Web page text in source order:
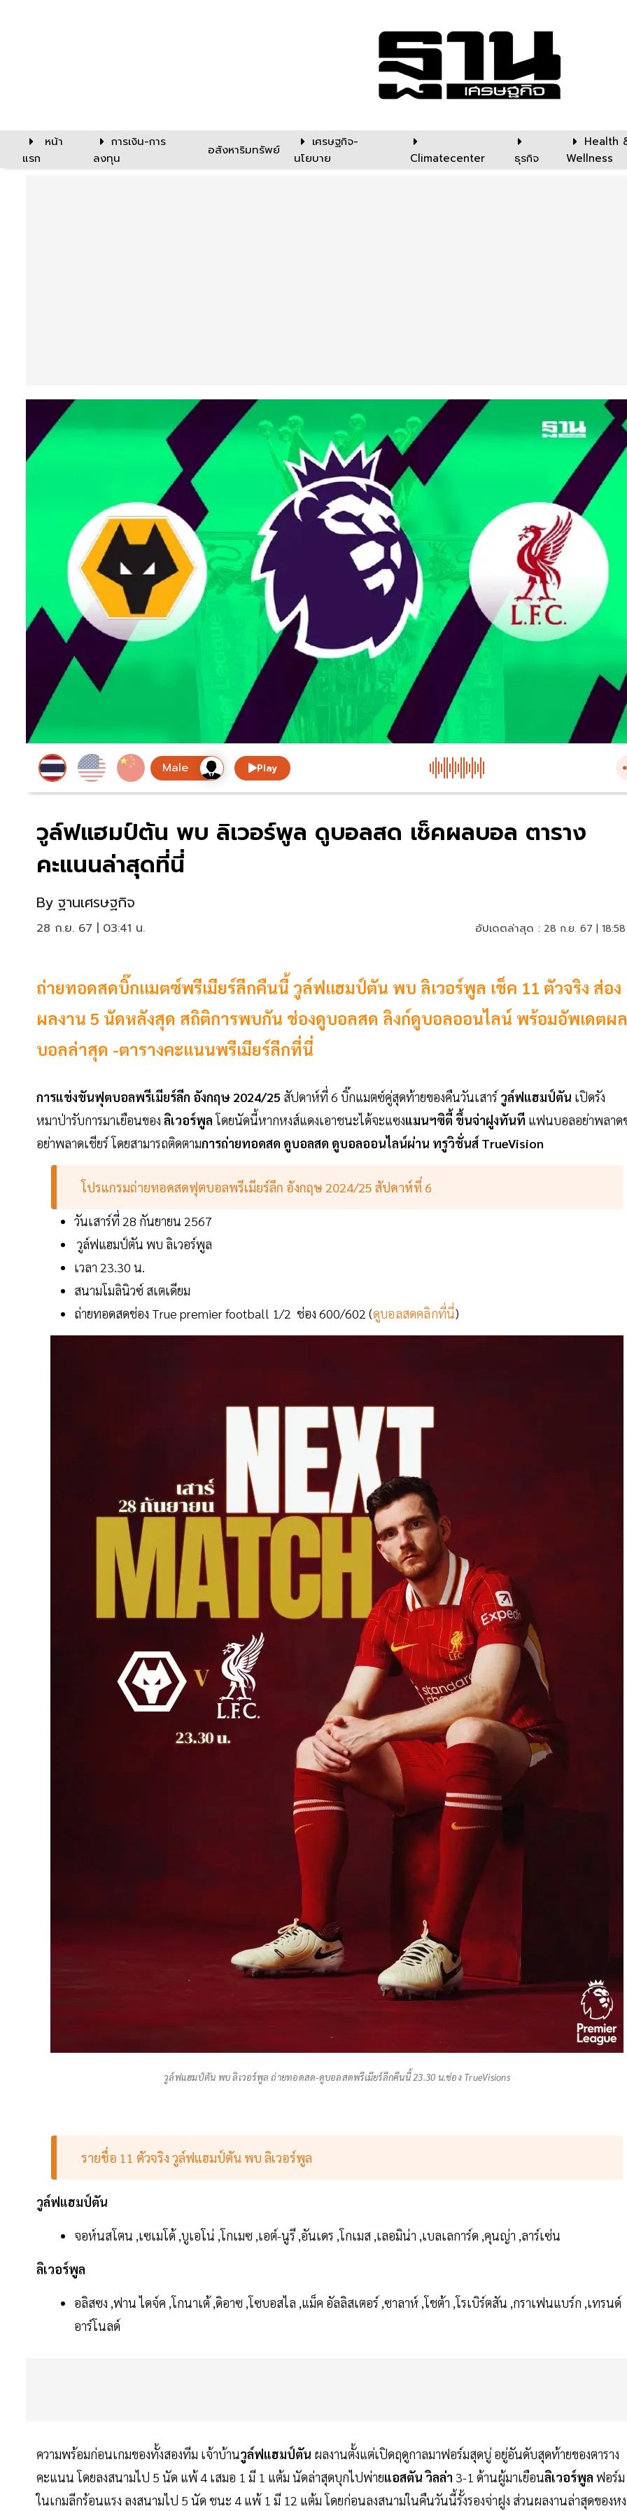
หน้า
แรก
การเงิน-การ
ลงทุน
อสังหาริมทรัพย์
เศรษฐกิจ-
นโยบาย
Climatecenter ธุรกิจ
Health
Wellness
Play
วูล์ฟแฮมป์ตัน พบ ลิเวอร์พูล ดูบอลสด เช็ค​ผล​บอล​ ตาราง
คะแนนล่าสุดที่นี่
By ฐานเศรษฐกิจ
28 ก.ย. 67 | 03:41 น. อัปเดตล่าสุด : 28 ก.ย. 67 |
ถ่ายทอดสดบิ๊กแมตซ์พรีเมียร์ลีกคืนนี้ วูล์ฟแฮมป์ตัน พบ ลิเวอร์พูล เช็ค 11 ตัวจริง ส่อง
ผลงาน 5 นัดหลังสุด สถิติการพบกัน ช่องดูบอลสด ลิงก์ดูบอลออนไลน์ พร้อมอัพเดตผล
บอลล่าสุด -ตารางคะแนนพรีเมียร์ลีกที่นี่
การแข่งขันฟุตบอลพรีเมียร์ลีก อังกฤษ 2024/25 สัปดาห์ที่ 6 บิ๊กแมตซ์คู่สุดท้ายของคืนวันเสาร์ วูล์ฟแฮมป์ตัน เปิดรัง
หมาป่ารับการมาเยือนของ ลิเวอร์พูลโดยนัดนี้หากหงส์แดงเอาชนะได้จะแซงแมนฯซิตี้ ขึ้นจ่าฝูงทันที แฟนบอลอย่าพลาด
อย่าพลาดเชียร์ โดยสามารถติดตามการถ่ายทอดสด ดูบอลสด ดูบอลออนไลน์ผ่าน ทรูวิชั่นส์ TrueVision
โปรแกรมถ่ายทอดสดฟุตบอลพรีเมียร์ลีก อังกฤษ 2024/25 สัปดาห์ที่ 6
วันเสาร์ที่ 28 กันยายน 2567
วูล์ฟแฮมป์ตัน พบ ลิเวอร์พูล
เวลา 23.30 น.
สนามโมลินิวซ์ สเตเดียม
ถ่ายทอดสดช่อง True premier football 1/2 ช่อง 600/602 (ดูบอลสดคลิกที่นี่)
วูล์ฟแฮมป์ตัน พบ ลิเวอร์พูล ถ่ายทอดสด-ดูบอลสดพรีเมียร์ลีกคืนนี้ 23.30 น.ช่อง TrueVisions
รายชื่อ 11 ตัวจริง วูล์ฟแฮมป์ตัน พบ ลิเวอร์พูล
วูล์ฟแฮมป์ตัน
จอห์นสโตน ,เซเมโด้ ,บูเอโน่ ,โกเมซ ,เอต์-นูรี ,อันเดร ,โกเมส ,เลอมิน่า ,เบลเลการ์ด ,คุนญ่า ,ลาร์เซ่น
ลิเวอร์พูล
อลิสซง ,ฟาน ไดจ์ค ,โกนาเต้ ,ดิอาซ ,โซบอสไล ,แม็ค อัลลิสเตอร์ ,ซาลาห์ ,โชต้า ,โรเบิร์ตสัน ,กราเฟนแบร์ก ,เทรนด์
อาร์โนลด์
ความพร้อมก่อนเกมของทั้งสองทีม เจ้าบ้านวูล์ฟแฮมป์ตัน ผลงานตั้งแต่เปิดฤดูกาลมาฟอร์มสุดบู่ อยู่อันดับสุดท้ายของตาราง
คะแนน โดยลงสนามไป 5 นัด แพ้ 4 เสมอ 1 มี 1 แต้ม นัดล่าสุดบุกไปพ่ายแอสตัน วิลล่า 3-1 ด้านผู้มาเยือนลิเวอร์พูล ฟอร์ม
ในเกมลีกร้อนแรง ลงสนามไป 5 นัด ชนะ 4 แพ้ 1 มี 12 แต้ม โดยก่อนลงสนามในคืนวันนี้รั้งรองจ่าฝูง ส่วนผลงานล่าสุดของห